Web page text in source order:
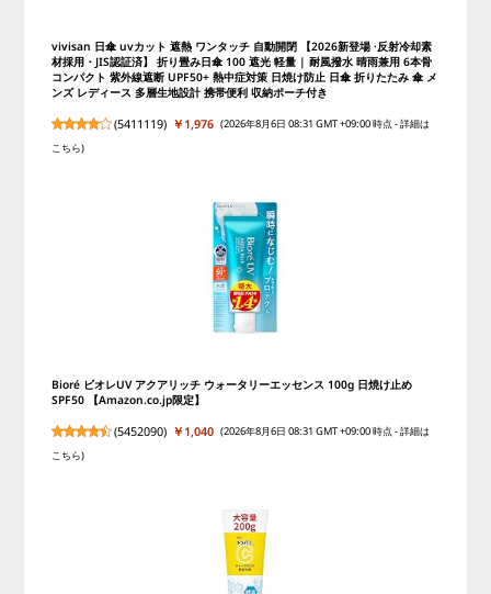
vivisan 日傘 uvカット 遮熱 ワンタッチ 自動開閉 【2026新登場 ·反射冷却素
材採用・JIS認証済】 折り畳み日傘 100 遮光 軽量 | 耐風撥水 晴雨兼用 6本骨
コンパクト 紫外線遮断 UPF50+ 熱中症対策 日焼け防止 日傘 折りたたみ 傘 メ
ンズ レディース 多層生地設計 携帯便利 収納ポーチ付き
(5411119) ￥1,976 (2026年8月6日 08:31 GMT +09:00 時点 -詳細は
こちら)
Bioré ビオレUV アクアリッチ ウォータリーエッセンス 100g 日焼け止め
SPF50 【Amazon.co.jp限定】
(5452090) ￥1,040 (2026年8月6日 08:31 GMT +09:00 時点 -詳細は
こちら)